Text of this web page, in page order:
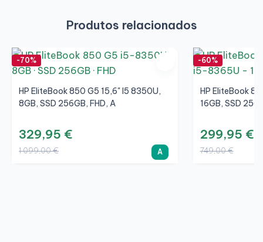
Produtos relacionados
-70%
HP EliteBook 850 G5 15,6" I5 8350U,
8GB, SSD 256GB, FHD, A
329,95 €
1 099,00 € A
-60%
HP EliteBook
16GB, SSD
299,95 €
749,00 €